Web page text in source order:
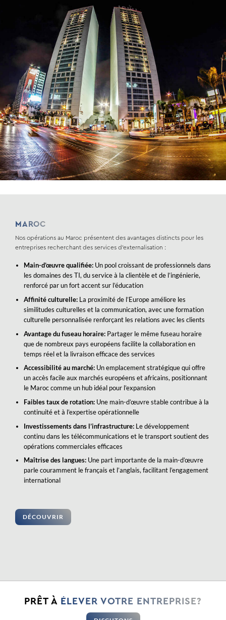
MAROC
Nos opérations au Maroc présentent des avantages distincts pour les
entreprises recherchant des services d’externalisation :
Main-d’œuvre qualifiée:Un pool croissant de professionnels dans
les domaines des TI, du service à la clientèle et de l’ingénierie,
renforcé par un fort accent sur l’éducation
Affinité culturelle:La proximité de l’Europe améliore les
similitudes culturelles et la communication, avec une formation
culturelle personnalisée renforçant les relations avec les clients
Avantage du fuseau horaire:Partager le même fuseau horaire
que de nombreux pays européens facilite la collaboration en
temps réel et la livraison efficace des services
Accessibilité au marché:Un emplacement stratégique qui offre
un accès facile aux marchés européens et africains, positionnant
le Maroc comme un hub idéal pour l’expansion
Faibles taux de rotation:Une main-d’œuvre stable contribue à la
continuité et à l’expertise opérationnelle
Investissements dans l’infrastructure:Le développement
continu dans les télécommunications et le transport soutient des
opérations commerciales efficaces
Maîtrise des langues:Une part importante de la main-d’œuvre
parle couramment le français et l’anglais, facilitant l’engagement
international
DÉCOUVRIR
PRÊT À ÉLEVER VOTRE ENTREPRISE?